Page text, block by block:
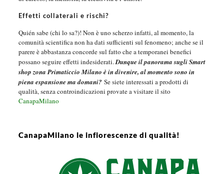
Effetti collaterali e rischi?
Quién sabe (chi lo sa?)! Non è uno scherzo infatti, al momento, la
comunità scientifica non ha dati sufficienti sul fenomeno; anche se il
parere è abbastanza concorde sul fatto che a temporanei benefici
possano seguire effetti indesiderati. Dunque il panorama sugli Smart
shop zona Primaticcio Milano è in divenire, al momento sono in
piena espansione ma domani? Se siete interessati a prodotti di
qualità, senza controindicazioni provate a visitare il sito
CanapaMilano
CanapaMilano le infiorescenze di qualità!